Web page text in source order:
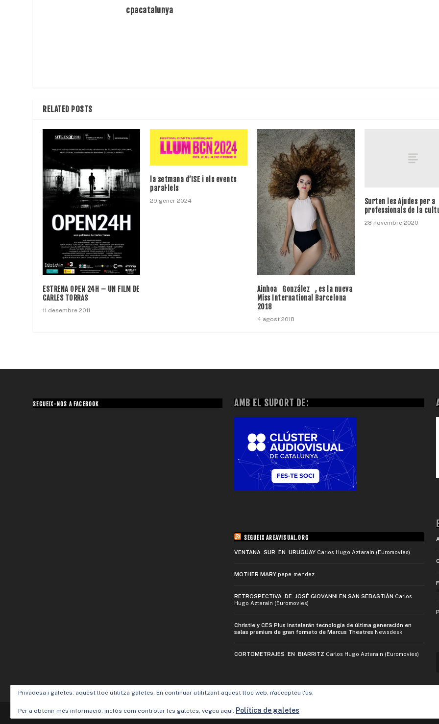
cpacatalunya
RELATED POSTS
ESTRENA OPEN 24H – UN FILM DE
CARLES TORRAS
11 desembre 2011
la setmana d’ISE i els events
paral·lels
29 gener 2024
Ainhoa González , es la nueva
Miss International Barcelona
2018
4 agost 2018
Surten les Ajudes per a
professionals de la
28 novembre 2020
SEGUEIX-NOS A FACEBOOK AMB EL SUPORT DE:
SEGUEIX AREAVISUAL.ORG
VENTANA SUR EN URUGUAY Carlos Hugo Aztarain (Euromovies)
MOTHER MARY pepe-mendez
RETROSPECTIVA DE JOSÉ GIOVANNI EN SAN SEBASTIÁN Carlos
Hugo Aztarain (Euromovies)
Christie y CES Plus instalarán tecnología de última generación en
salas premium de gran formato de Marcus Theatres Newsdesk
CORTOMETRAJES EN BIARRITZ Carlos Hugo Aztarain (Euromovies)
Elegant Themes WordPress
Privadesa i galetes: aquest lloc utilitza galetes. En continuar utilitzant aquest lloc web, n'accepteu l'ús.
Per a obtenir més informació, inclòs com controlar les galetes, vegeu aquí: Política de galetes